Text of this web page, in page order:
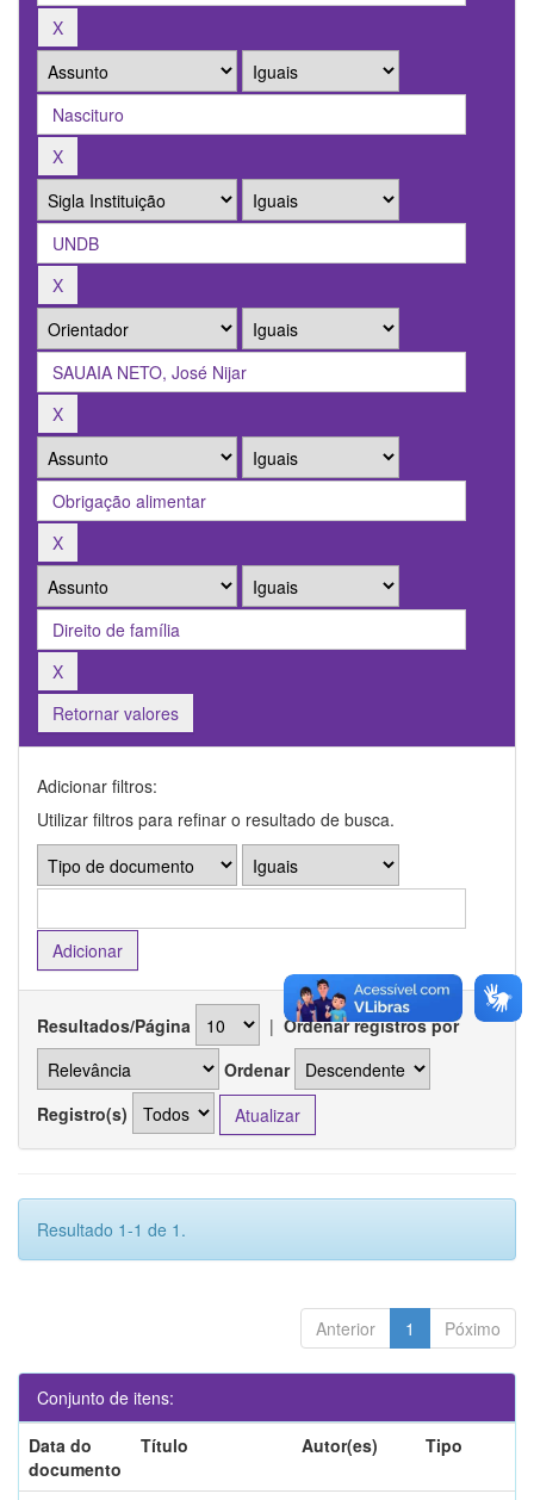
Retornar valores
Adicionar filtros:
Utilizar filtros para refinar o resultado de busca.
Resultados/Página | Ordenar registros por
Ordenar
Registro(s)
Resultado 1-1 de 1.
Anterior 1 Póximo
Conjunto de itens:
Data do
documento
Título Autor(es) Tipo